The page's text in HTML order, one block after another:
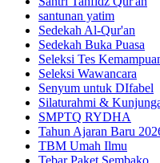
santunan yatim
Sedekah Al-Qur'an
Sedekah Buka Puasa
Seleksi Tes
Seleksi Wawancara
Senyum untuk DIfabel
Silaturahmi &
SMPTQ RYDHA
Tahun Ajaran Baru
TBM Umah Ilmu